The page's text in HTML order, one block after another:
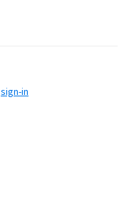
sign-in